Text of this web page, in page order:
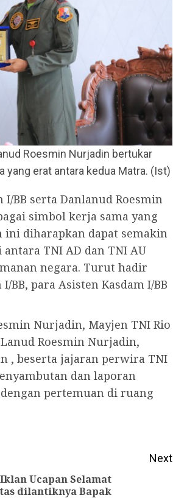
Roesmin Nurjadin bertukar
erat antara kedua Matra. (Ist)
I/BB serta Danlanud Roesmin
simbol kerja sama yang
ini diharapkan dapat semakin
TNI AD dan TNI AU
negara. Turut hadir
BB, para Asisten Kasdam I/BB
Nurjadin, Mayjen TNI Rio
Roesmin Nurjadin,
, beserta jajaran perwira TNI
dan laporan
pertemuan di ruang
Next
Iklan Ucapan Selamat
tas dilantiknya Bapak